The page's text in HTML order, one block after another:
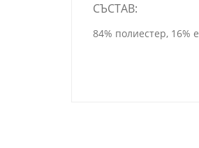
СЪСТАВ:
84% полиестер, 16%